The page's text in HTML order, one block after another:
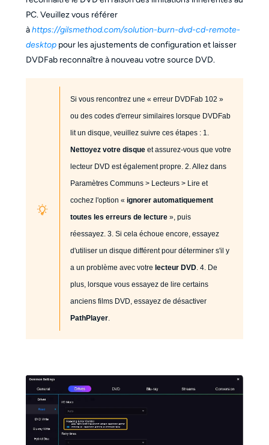
PC. Veuillez vous référer
à https://gilsmethod.com/solution-burn-dvd-cd-remote-
desktoppour les ajustements de configuration et laisser
DVDFab reconnaître à nouveau votre source DVD.
Si vous rencontrez une « erreur DVDFab 102 »
ou des codes d'erreur similaires lorsque DVDFab
lit un disque, veuillez suivre ces étapes : 1.
Nettoyez votre disque et assurez-vous que votre
lecteur DVD est également propre. 2. Allez dans
Paramètres Communs > Lecteurs > Lire et
cochez l'option «ignorer automatiquement
toutes les erreurs de lecture », puis
réessayez. 3. Si cela échoue encore, essayez
d'utiliser un disque différent pour déterminer s'il y
a un problème avec votrelecteur DVD . 4. De
plus, lorsque vous essayez de lire certains
anciens films DVD, essayez de désactiver
PathPlayer